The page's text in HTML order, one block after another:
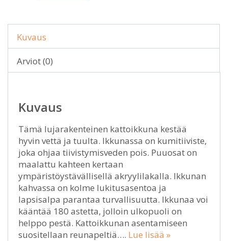
Kuvaus
Arviot (0)
Kuvaus
Tämä lujarakenteinen kattoikkuna kestää
hyvin vettä ja tuulta. Ikkunassa on kumitiiviste,
joka ohjaa tiivistymisveden pois. Puuosat on
maalattu kahteen kertaan
ympäristöystävällisellä akryylilakalla. Ikkunan
kahvassa on kolme lukitusasentoa ja
lapsisalpa parantaa turvallisuutta. Ikkunaa voi
kääntää 180 astetta, jolloin ulkopuoli on
helppo pestä. Kattoikkunan asentamiseen
suositellaan reunapeltiä…. Lue lisää »